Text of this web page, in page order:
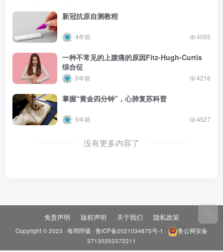
新冠抗原自测教程
4年前 4055
一种不常见的上腹痛的原因Fitz-Hugh-Curtis
综合征
5年前 4216
掌握“黄金四分钟”，心肺复苏科普
5年前 4527
没有更多内容了
免责声明 版权声明 关于我们 隐私政策
Copyright © 2023 · 每周呼吸 · 鲁ICP备2021034875号-1 ·
鲁公网安备
37130202372211